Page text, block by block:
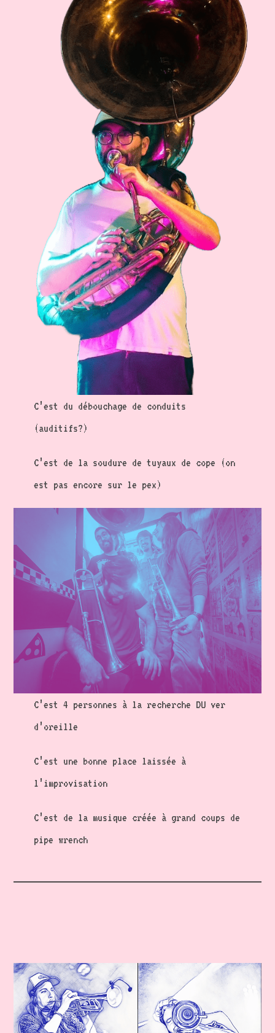
C’est du débouchage de conduits
(auditifs?)
C’est de la soudure de tuyaux de cope (on
est pas encore sur le pex)
C’est 4 personnes à la recherche DU ver
d’oreille
C’est une bonne place laissée à
l’improvisation
C’est de la musique créée à grand coups de
pipe wrench